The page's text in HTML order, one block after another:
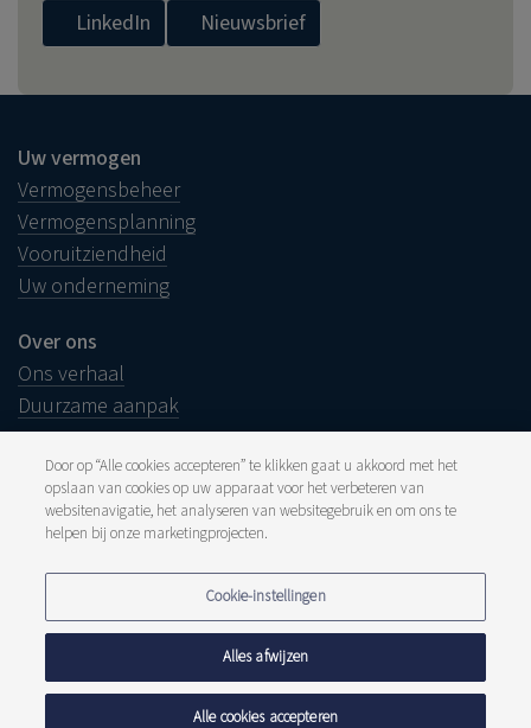
LinkedIn
Nieuwsbrief
Uw vermogen
Vermogensbeheer
Vermogensplanning
Vooruitziendheid
Uw onderneming
Over ons
Ons verhaal
Duurzame aanpak
Juridische info
Disclaimer
Klacht
Tarieven
Cookiebeleid
Meldpunt fraude
Door op “Alle cookies accepteren” te klikken gaat u akkoord met het
opslaan van cookies op uw apparaat voor het verbeteren van
websitenavigatie, het analyseren van websitegebruik en om ons te
helpen bij onze marketingprojecten.
Cookie-instellingen
Alles afwijzen
Alle cookies accepteren